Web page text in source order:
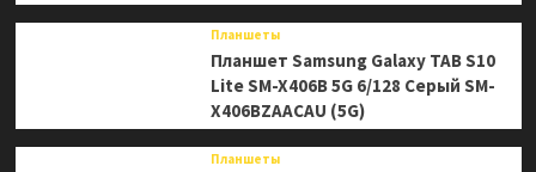
Планшеты
Планшет Samsung Galaxy TAB S10
Lite SM-X406B 5G 6/128 Серый SM-
X406BZAACAU (5G)
Планшеты